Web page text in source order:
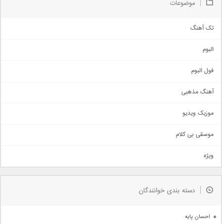
موضوعات
تک آهنگ
اجتماعی
حماسی
سنتی
اهنگ بندرعباسی
دمو
مذهبی
جدیدترین ها
البوم
فول البوم
آهنگ مذهبی
موزیک ویدیو
موسقی بی کلام
ویژه
دسته بندی خوانندگان
احسان پایه